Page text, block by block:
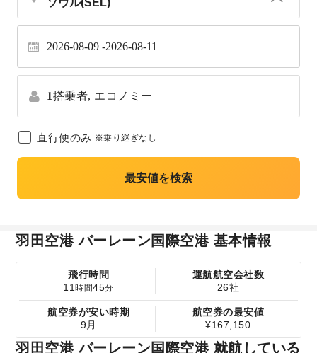
2026-08-09 2026-08-11
1搭乗者, エコノミー
直行便のみ ※乗り継ぎなし
最安値を検索
羽田空港 バーレーン国際空港 基本情報
飛行時間
11時間45分
運航航空会社数
26社
航空券が安い時期
9月
航空券の最安値
¥167,150
羽田空港 バーレーン国際空港 就航している